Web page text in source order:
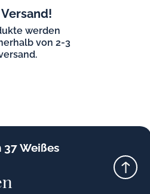
werden
von 2-3
Weißes